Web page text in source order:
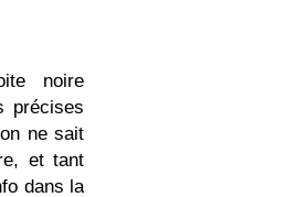
noire
précises
ne sait
et tant
dans la